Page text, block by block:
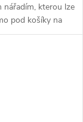
nářadím, kterou lze
pod košíky na
Cage Mount